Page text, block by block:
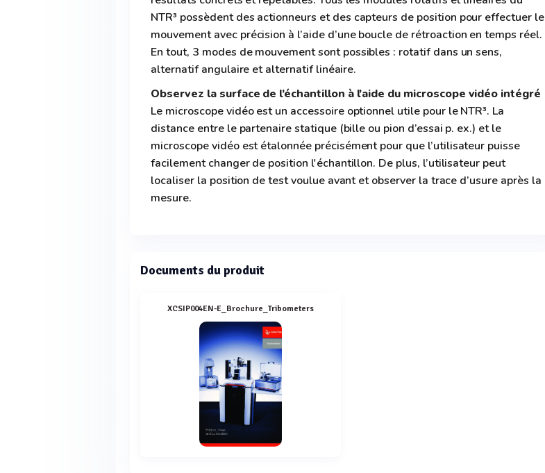
NTR³ possèdent des actionneurs et des capteurs de position pour effectuer le
mouvement avec précision à l’aide d’une boucle de rétroaction en temps réel.
En tout, 3 modes de mouvement sont possibles : rotatif dans un sens,
alternatif angulaire et alternatif linéaire.
Observez la surface de l’échantillon à l’aide du microscope vidéo intégré
Le microscope vidéo est un accessoire optionnel utile pour le NTR³. La
distance entre le partenaire statique (bille ou pion d’essai p. ex.) et le
microscope vidéo est étalonnée précisément pour que l’utilisateur puisse
facilement changer de position l'échantillon. De plus, l’utilisateur peut
localiser la position de test voulue avant et observer la trace d’usure après la
mesure.
Documents du produit
XCSIP004EN-E_Brochure_Tribometers